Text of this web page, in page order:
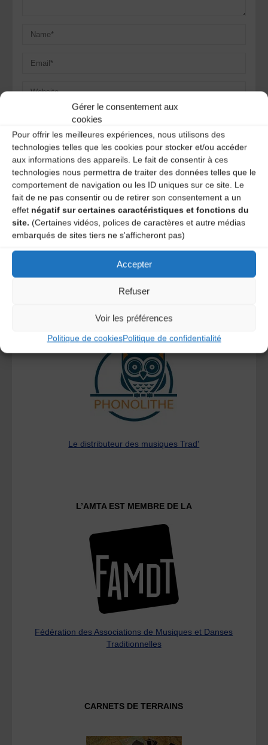
Gérer le consentement aux
cookies
Pour offrir les meilleures expériences, nous utilisons des
technologies telles que les cookies pour stocker et/ou accéder
aux informations des appareils. Le fait de consentir à ces
technologies nous permettra de traiter des données telles que le
comportement de navigation ou les ID uniques sur ce site. Le
fait de ne pas consentir ou de retirer son consentement a un
effet négatif sur certaines caractéristiques et fonctions du
site. (Certaines vidéos, polices de caractères et autre médias
embarqués de sites tiers ne s'afficheront pas)
Accepter
Refuser
Voir les préférences
Politique de cookiesPolitique de confidentialité
Save my name, email, and site URL in my browser for next
Ce site utilise Akismet pour réduire les indésirables.En
savoir plus sur la façon dont les données de vos
commentaires sont traitées .
A DECOUVRIR :
Le distributeur des musiques Trad'
L’AMTA EST MEMBRE DE LA
Fédération des Associations de Musiques et Danses
Traditionnelles
CARNETS DE TERRAINS